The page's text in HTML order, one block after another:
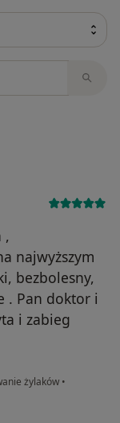
,
najwyższym
bezbolesny,
. Pan doktor i
i zabieg
żylaków •